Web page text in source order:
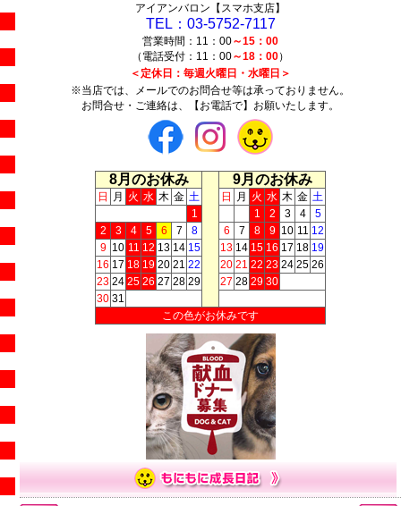
アイアンバロン【スマホ支店】
TEL：03-5752-7117
営業時間：11：00～15：00
（電話受付：11：00～18：00）
＜定休日：毎週火曜日・水曜日＞
※当店では、メールでのお問合せ等は承っておりません。
お問合せ・ご連絡は、【お電話で】お願いたします。
8月のお休み 9月のお休み
日 月 火 水 木 金 土 日 月 火 水 木 金 土
1
1 2 3 4
5
2
3 4 5 6 7 8 6 7 8 9 10 11 12
9 10 11 12 13 14 15 13 14 15 16 17 18 19
16 17 18 19 20 21 22 20 21 22 23 24 25 26
23 24 25 26 27 28 29 27 28 29 30
30 31
この色がお休みです